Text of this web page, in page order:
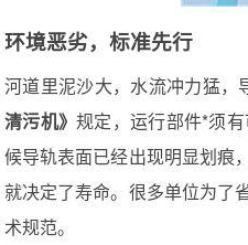
环境恶劣，标准先行
河道里泥沙大，水流冲力猛
清污机》规定，运行部件*须
候导轨表面已经出现明显划痕
就决定了寿命。很多单位为了
术规范。